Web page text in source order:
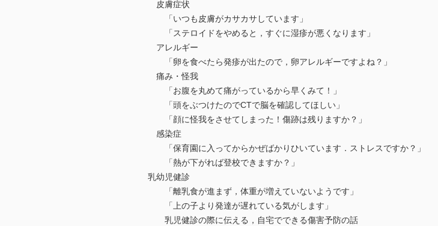
皮膚症状
「いつも皮膚がカサカサしています」
「ステロイドをやめると，すぐに湿疹が悪くなります」
アレルギー
「卵を食べたら発疹が出たので，卵アレルギーですよね？」
痛み・怪我
「お腹を丸めて痛がっているから早くみて！」
「頭をぶつけたのでCTで脳を確認してほしい」
「顔に怪我をさせてしまった！傷跡は残りますか？」
感染症
「保育園に入ってからかぜばかりひいています．ストレスですか？」
「熱が下がれば登校できますか？」
乳幼児健診
「離乳食が進まず，体重が増えていないようです」
「上の子より発達が遅れている気がします」
乳児健診の際に伝える，自宅でできる傷害予防の話